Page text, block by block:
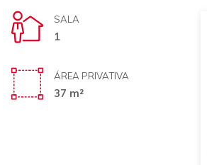
SALA
1
ÁREA PRIVATIVA
37 m²